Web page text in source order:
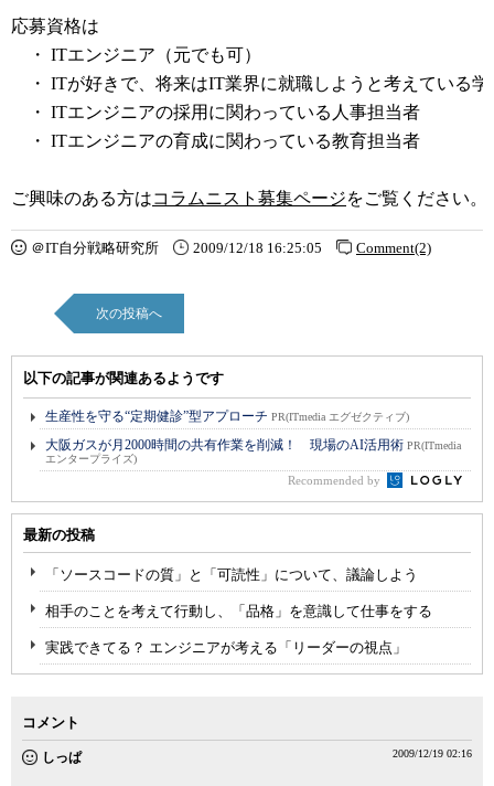
応募資格は
・ ITエンジニア（元でも可）
・ ITが好きで、将来はIT業界に就職しようと考えている学
・ ITエンジニアの採用に関わっている人事担当者
・ ITエンジニアの育成に関わっている教育担当者
ご興味のある方はコラムニスト募集ページをご覧ください。
＠IT自分戦略研究所 2009/12/18 16:25:05 Comment(2)
次の投稿へ
以下の記事が関連あるようです
生産性を守る“定期健診”型アプローチ PR(ITmedia エグゼクティブ)
大阪ガスが月2000時間の共有作業を削減！ 現場のAI活用術 PR(ITmedia
エンタープライズ)
Recommended by
最新の投稿
「ソースコードの質」と「可読性」について、議論しよう
相手のことを考えて行動し、「品格」を意識して仕事をする
実践できてる？ エンジニアが考える「リーダーの視点」
コメント
しっぱ 2009/12/19 02:16